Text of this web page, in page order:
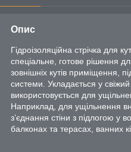
Опис
Гідроізоляційна стрічка для
спеціальне, готове рішення
зовнішніх кутів приміщення,
системи. Укладається у свіжий
використовується для
Наприклад, для ущільнення
з’єднання стіни з підлогою у
балконах та терасах, ванних